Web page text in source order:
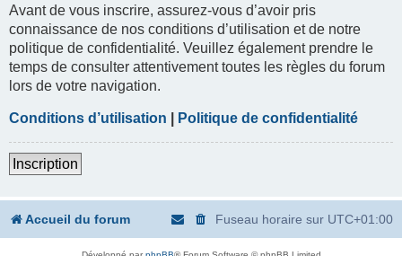
Avant de vous inscrire, assurez-vous d’avoir pris
connaissance de nos conditions d’utilisation et de notre
politique de confidentialité. Veuillez également prendre le
temps de consulter attentivement toutes les règles du forum
lors de votre navigation.
Conditions d’utilisation Politique de confidentialité
Inscription
Accueil du forum Fuseau horaire sur UTC+01:00